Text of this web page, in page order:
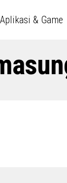
Aplikasi & Game